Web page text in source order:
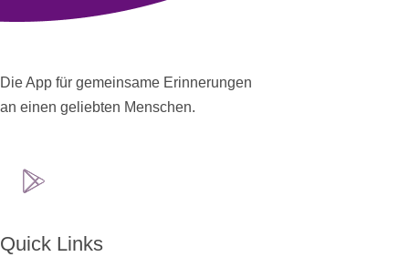
Die App für gemeinsame Erinnerungen
an einen geliebten Menschen.
Quick Links